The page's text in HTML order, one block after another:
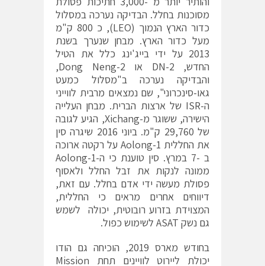
מסוכנות בחלל. הבדיקה נערכה במסלול
כדור הארץ הנמוך (LEO), כ 800 ק"מ
מעל כדור הארץ. מבחן שנערך בשנת
2013 על ידי בייג'ינג כלל את הטיל
החדש, DN-2 או Dong Neng-2,
והבדיקה נערכה ב"מסלול כמעט
גאו-סינכרוני", שם נמצאים מרבית לווייני
ה-ISR של ארצות הברית. מבחן העלייה
הישירה, ששוגר מ-Xichang, הגיע לגובה
של 29,760 ק"מ. ביוני 2016 שיגרה סין
את החללית Aolong-1 על רקטה ארוכה
ב -7 במרץ. סין טוענת כי ה-Aolong-1
ממונה לנקות את זבל החלל ולאסוף
פסולת מעשה ידי אדם בחלל. עם זאת,
דיווחים אחרים מראים כי החללית,
המצוידת בזרוע רובוטית, יכולה לשמש
גם נשק ASAT לשימוש כפול.
בחודש מארס 2019, הוכיחה גם הודו
יכולת ליירוט לוויינים תחת Mission